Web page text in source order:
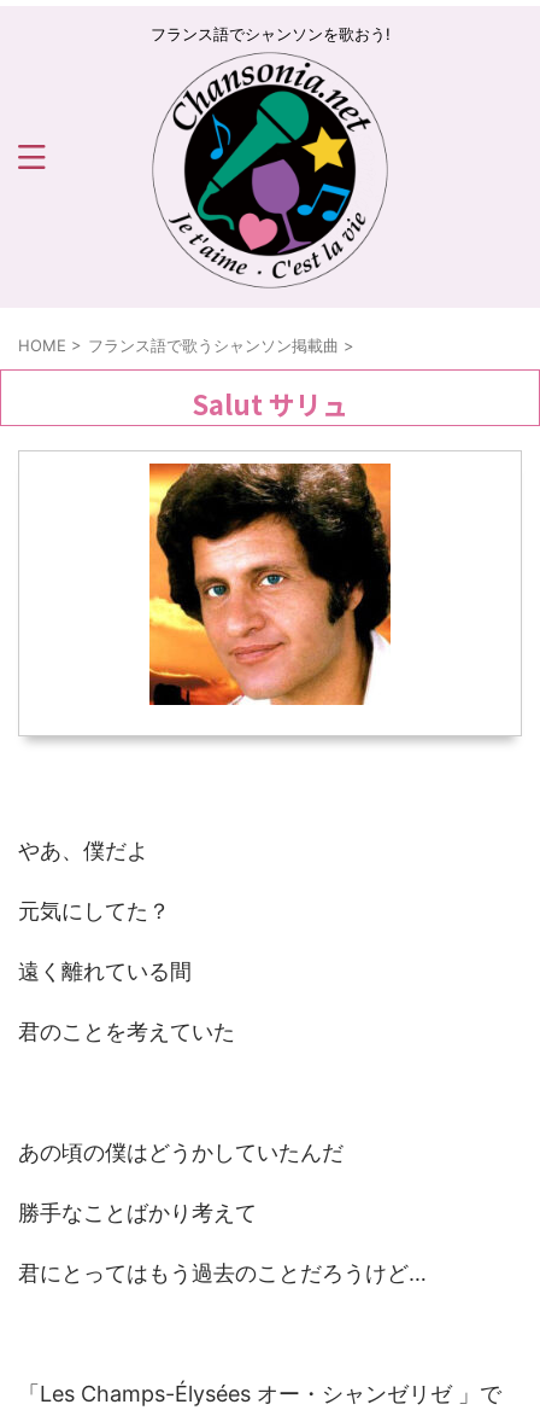
フランス語でシャンソンを歌おう!
HOME > フランス語で歌うシャンソン掲載曲 >
Salut サリュ
やあ、僕だよ
元気にしてた？
遠く離れている間
君のことを考えていた
あの頃の僕はどうかしていたんだ
勝手なことばかり考えて
君にとってはもう過去のことだろうけど…
「Les Champs-Élysées オー・シャンゼリゼ 」で